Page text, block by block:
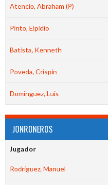
Atencio, Abraham (P)
Pinto, Elpidio
Batista, Kenneth
Poveda, Crispín
Dominguez, Luis
JONRONEROS
Jugador
Rodríguez, Manuel